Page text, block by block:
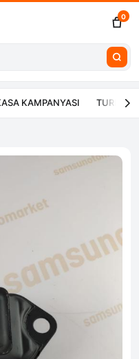
0
KAMPANYASI TURBO